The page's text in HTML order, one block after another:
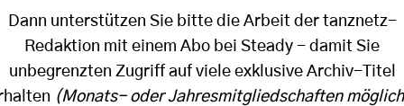
Dann unterstützen Sie bitte die Arbeit der tanznetz-
Redaktion mit einem Abo bei Steady - damit Sie
unbegrenzten Zugriff auf viele exklusive Archiv-Titel
(Monats- oder Jahresmitgliedschaften